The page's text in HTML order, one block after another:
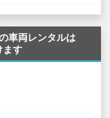
車両レンタルは
ます